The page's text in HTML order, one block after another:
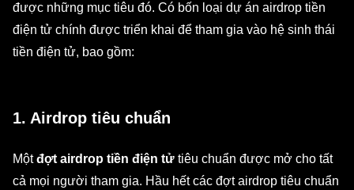
được những mục tiêu đó. Có bốn loại dự án airdrop tiền
điện tử chính được triển khai để tham gia vào hệ sinh thái
tiền điện tử, bao gồm:
1. Airdrop tiêu chuẩn
Mộtđợt airdrop tiền điện tử tiêu chuẩn được mở cho tất
cả mọi người tham gia. Hầu hết các đợt airdrop tiêu chuẩn